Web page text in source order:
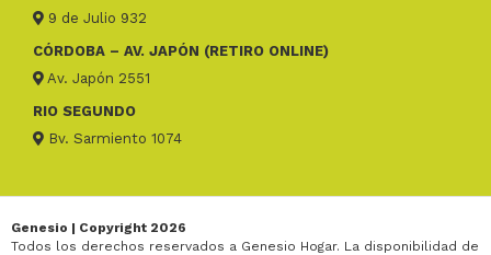
9 de Julio 932
CÓRDOBA – AV. JAPÓN (RETIRO ONLINE)
Av. Japón 2551
RIO SEGUNDO
Bv. Sarmiento 1074
Genesio | Copyright 2026
Todos los derechos reservados a Genesio Hogar. La disponibilidad de